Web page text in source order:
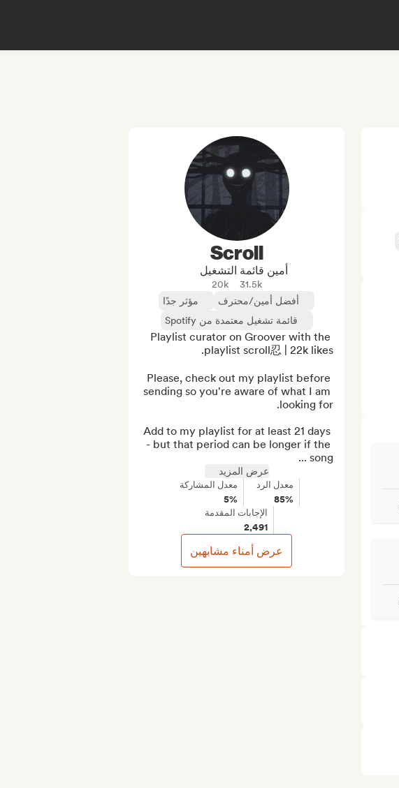
Scroll
أمين قائمة التشغيل
31.5k
20k
أفضل أمين/محترف
مؤثر جدًا
قائمة تشغيل معتمدة من Spotify
Playlist curator on Groover with the
Please, check out my playlist before
sending so you're aware of what I am
Add to my playlist for at least 21 days
- but that period can be longer if the
song ...
عرض المزيد
معدل الرد
85%
معدل المشاركة
5%
الإجابات المقدمة
2,491
عرض أمناء مشابهين